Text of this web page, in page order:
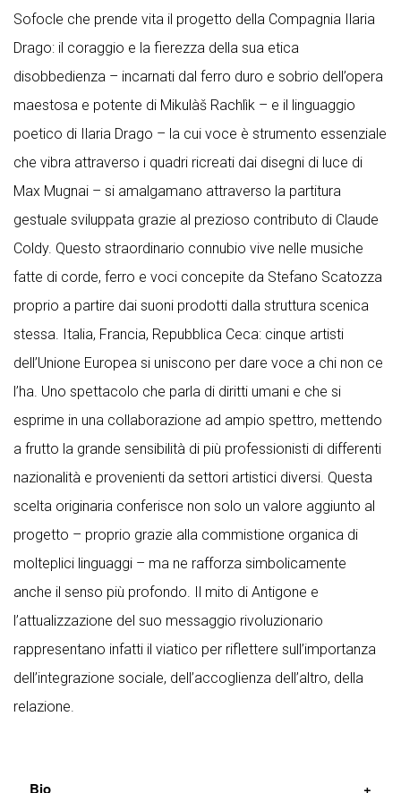
Sofocle che prende vita il progetto della Compagnia Ilaria
Drago: il coraggio e la fierezza della sua etica
disobbedienza – incarnati dal ferro duro e sobrio dell’opera
maestosa e potente di Mikulàš Rachlìk – e il linguaggio
poetico di Ilaria Drago – la cui voce è strumento essenziale
che vibra attraverso i quadri ricreati dai disegni di luce di
Max Mugnai – si amalgamano attraverso la partitura
gestuale sviluppata grazie al prezioso contributo di Claude
Coldy. Questo straordinario connubio vive nelle musiche
fatte di corde, ferro e voci concepite da Stefano Scatozza
proprio a partire dai suoni prodotti dalla struttura scenica
stessa. Italia, Francia, Repubblica Ceca: cinque artisti
dell’Unione Europea si uniscono per dare voce a chi non ce
l’ha. Uno spettacolo che parla di diritti umani e che si
esprime in una collaborazione ad ampio spettro, mettendo
a frutto la grande sensibilità di più professionisti di differenti
nazionalità e provenienti da settori artistici diversi. Questa
scelta originaria conferisce non solo un valore aggiunto al
progetto – proprio grazie alla commistione organica di
molteplici linguaggi – ma ne rafforza simbolicamente
anche il senso più profondo. Il mito di Antigone e
l’attualizzazione del suo messaggio rivoluzionario
rappresentano infatti il viatico per riflettere sull’importanza
dell’integrazione sociale, dell’accoglienza dell’altro, della
relazione.
Bio